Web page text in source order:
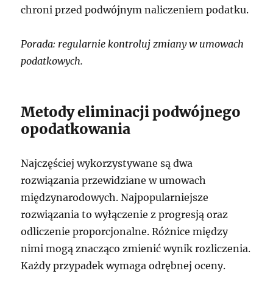
chroni przed podwójnym naliczeniem podatku.
Porada: regularnie kontroluj zmiany w umowach
podatkowych.
Metody eliminacji podwójnego
opodatkowania
Najczęściej wykorzystywane są dwa
rozwiązania przewidziane w umowach
międzynarodowych. Najpopularniejsze
rozwiązania to wyłączenie z progresją oraz
odliczenie proporcjonalne. Różnice między
nimi mogą znacząco zmienić wynik rozliczenia.
Każdy przypadek wymaga odrębnej oceny.